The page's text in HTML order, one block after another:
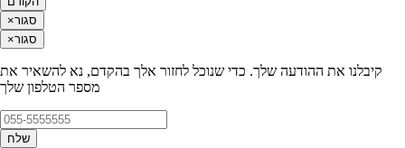
×סגור
×סגור
קיבלנו את ההודעה שלך. כדי שנוכל לחזור אלך בהקדם, נא להשאיר את
מספר הטלפון שלך
שלח